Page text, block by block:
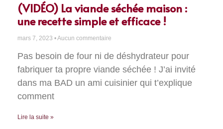
(VIDÉO) La viande séchée maison :
une recette simple et efficace !
mars 7, 2023 Aucun commentaire
Pas besoin de four ni de déshydrateur pour
fabriquer ta propre viande séchée ! J’ai invité
dans ma BAD un ami cuisinier qui t’explique
comment
Lire la suite »